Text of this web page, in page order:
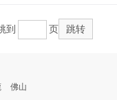
到 页 跳转
佛山